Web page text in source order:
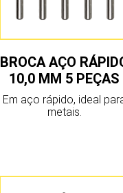
BROCA AÇO
10,0 MM 5 PEÇAS
Em aço rápido, ideal
metais.